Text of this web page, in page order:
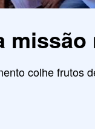
missão
colhe frutos